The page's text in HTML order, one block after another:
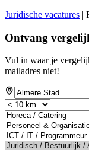
Juridische vacatures |
Ontvang
Vul in waar je
mailadres niet!